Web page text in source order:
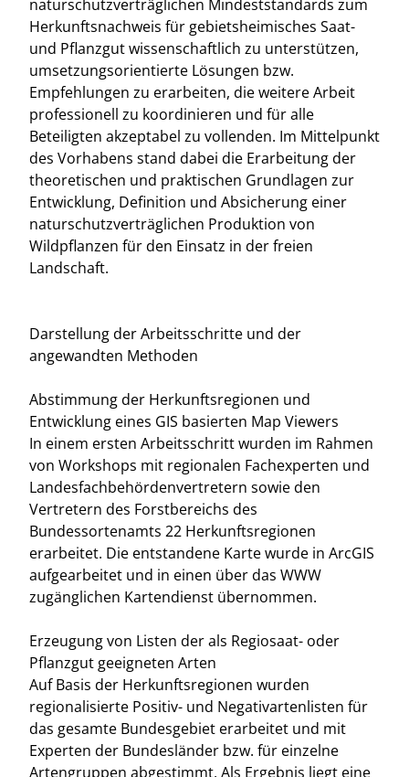
naturschutzverträglichen Mindeststandards zum
Herkunftsnachweis für gebietsheimisches Saat-
und Pflanzgut wissenschaftlich zu unterstützen,
umsetzungsorientierte Lösungen bzw.
Empfehlungen zu erarbeiten, die weitere Arbeit
professionell zu koordinieren und für alle
Beteiligten akzeptabel zu vollenden. Im Mittelpunkt
des Vorhabens stand dabei die Erarbeitung der
theoretischen und praktischen Grundlagen zur
Entwicklung, Definition und Absicherung einer
naturschutzverträglichen Produktion von
Wildpflanzen für den Einsatz in der freien
Landschaft.
Darstellung der Arbeitsschritte und der
angewandten Methoden
Abstimmung der Herkunftsregionen und
Entwicklung eines GIS basierten Map Viewers
In einem ersten Arbeitsschritt wurden im Rahmen
von Workshops mit regionalen Fachexperten und
Landesfachbehördenvertretern sowie den
Vertretern des Forstbereichs des
Bundessortenamts 22 Herkunftsregionen
erarbeitet. Die entstandene Karte wurde in ArcGIS
aufgearbeitet und in einen über das WWW
zugänglichen Kartendienst übernommen.
Erzeugung von Listen der als Regiosaat- oder
Pflanzgut geeigneten Arten
Auf Basis der Herkunftsregionen wurden
regionalisierte Positiv- und Negativartenlisten für
das gesamte Bundesgebiet erarbeitet und mit
Experten der Bundesländer bzw. für einzelne
Artengruppen abgestimmt. Als Ergebnis liegt eine